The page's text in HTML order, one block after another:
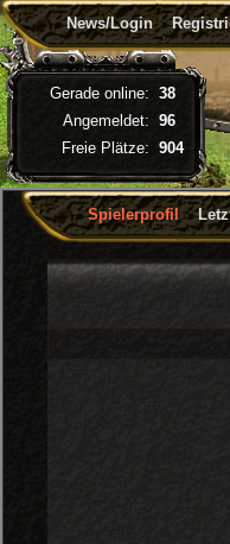
News/Login
Spielerprofil
Gerade online: 38
Angemeldet: 96
Freie Plätze: 904